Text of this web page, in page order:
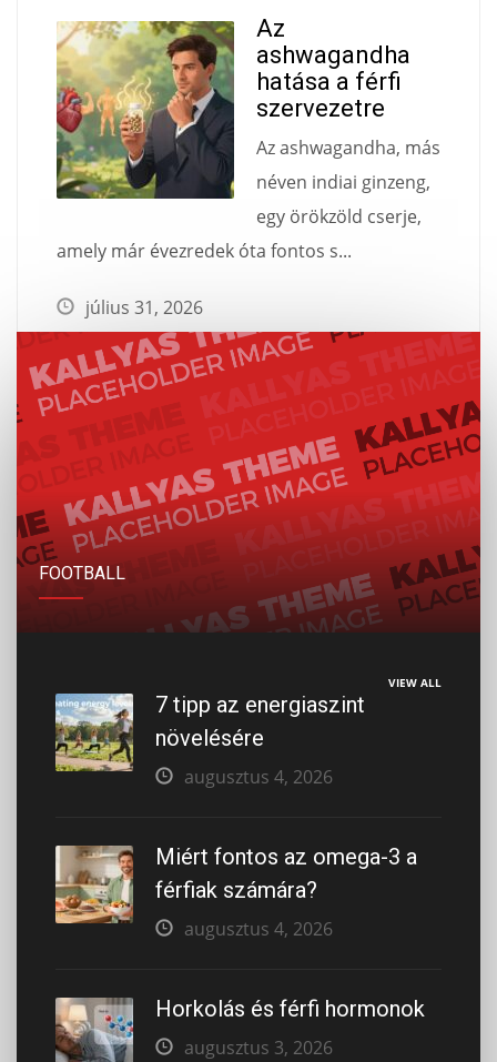
Az
ashwagandha
hatása a férfi
szervezetre
Az ashwagandha, más
néven indiai ginzeng,
egy örökzöld cserje,
amely már évezredek óta fontos s...
július 31, 2026
FOOTBALL
VIEW ALL
7 tipp az energiaszint
növelésére
augusztus 4, 2026
Miért fontos az omega-3 a
férfiak számára?
augusztus 4, 2026
Horkolás és férfi hormonok
augusztus 3, 2026